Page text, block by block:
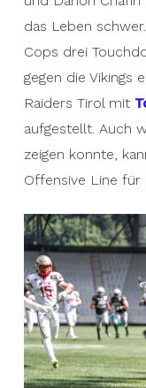
das Leben
Cops drei
gegen die Vikings
Raiders Tirol mit
aufgestellt. Auch
zeigen konnte,
Offensive Line für